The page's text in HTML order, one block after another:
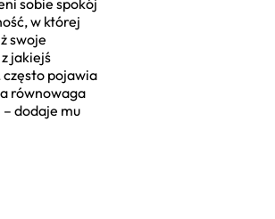
sobie spokój
w której
swoje
jakiejś
często pojawia
równowaga
dodaje mu